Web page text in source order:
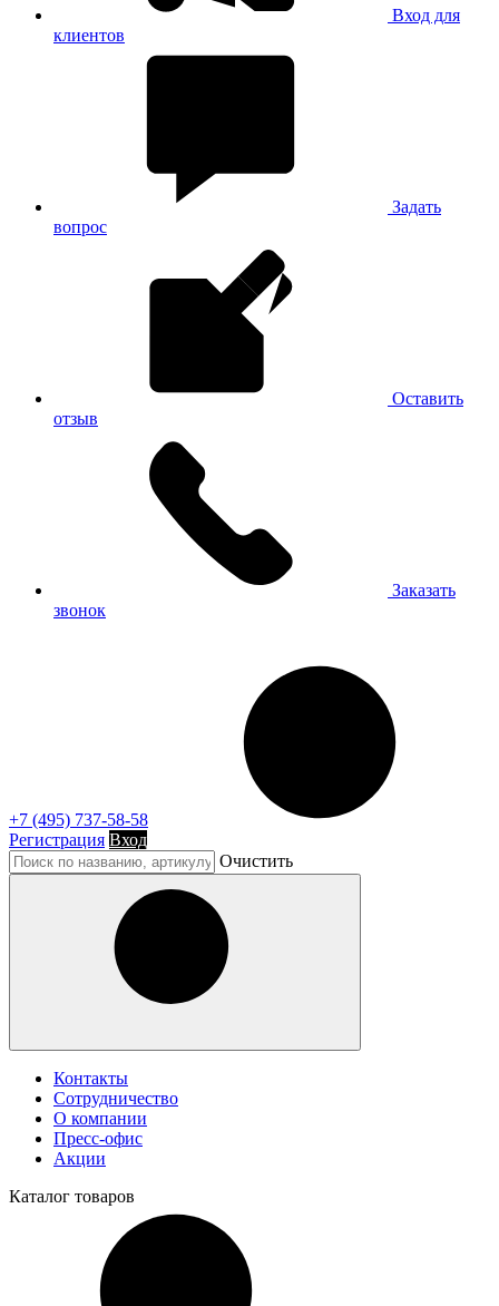
Вход для
клиентов
Задать
вопрос
Оставить
отзыв
Заказать
звонок
+7 (495) 737-58-58
Регистрация Вход
Очистить
Контакты
Сотрудничество
О компании
Пресс-офис
Акции
Каталог товаров